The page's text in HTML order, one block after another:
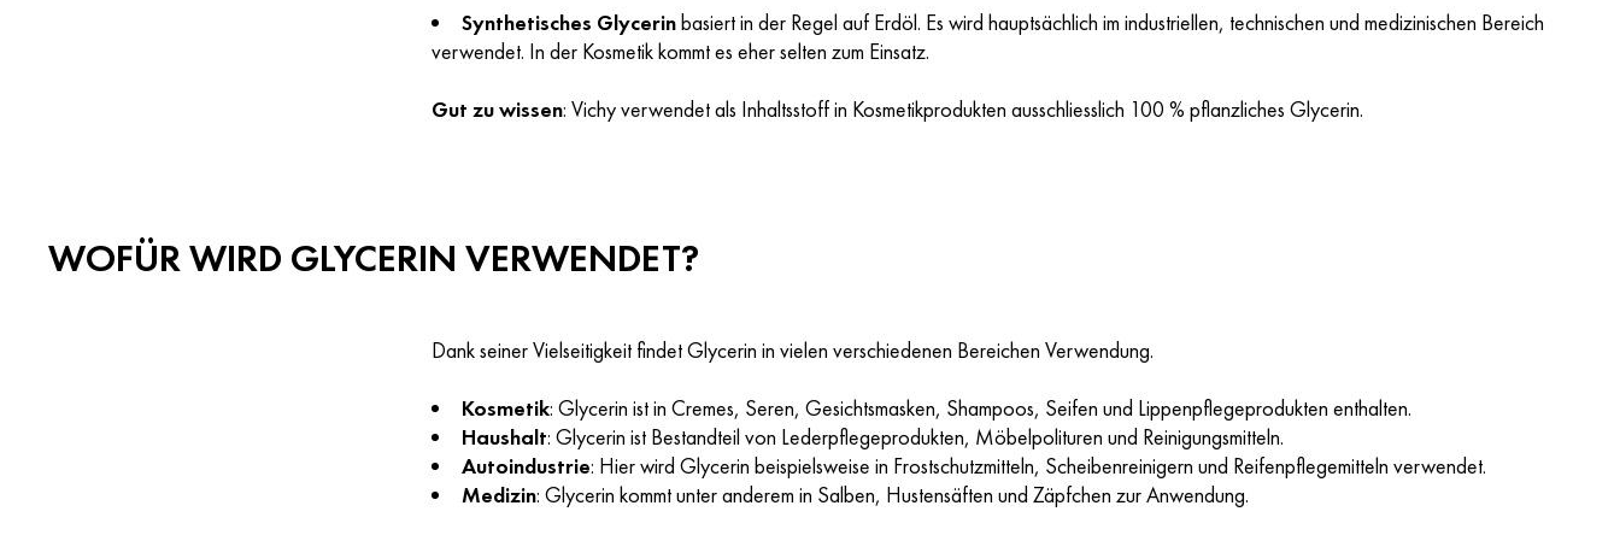
Synthetisches Glycerinbasiert in der Regel auf Erdöl. Es wird hauptsächlich im industriellen, technischen und medizinischen Bereich
verwendet. In der Kosmetik kommt es eher selten zum Einsatz.
Gut zu wissen: Vichy verwendet als Inhaltsstoff in Kosmetikprodukten ausschliesslich 100 % pflanzliches Glycerin.
WOFÜR WIRD GLYCERIN VERWENDET?
Dank seiner Vielseitigkeit findet Glycerin in vielen verschiedenen Bereichen Verwendung.
Kosmetik: Glycerin ist in Cremes, Seren, Gesichtsmasken, Shampoos, Seifen und Lippenpflegeprodukten enthalten.
Haushalt: Glycerin ist Bestandteil von Lederpflegeprodukten, Möbelpolituren und Reinigungsmitteln.
Autoindustrie: Hier wird Glycerin beispielsweise in Frostschutzmitteln, Scheibenreinigern und Reifenpflegemitteln verwendet.
Medizin: Glycerin kommt unter anderem in Salben, Hustensäften und Zäpfchen zur Anwendung.